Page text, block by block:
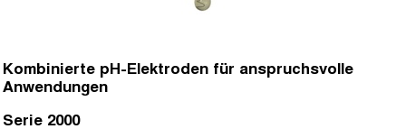
Kombinierte pH-Elektroden für anspruchsvolle
Anwendungen
Serie 2000